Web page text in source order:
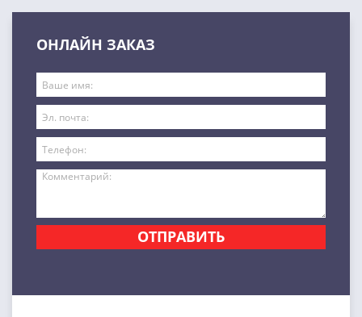
ОНЛАЙН ЗАКАЗ
ОТПРАВИТЬ